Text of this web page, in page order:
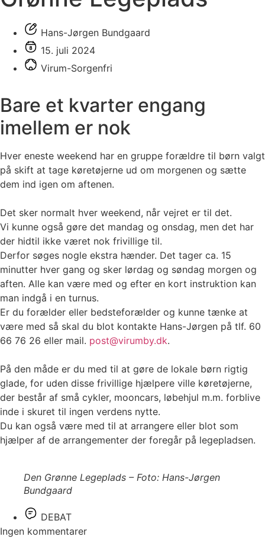
Hans-Jørgen Bundgaard
15. juli 2024
Virum-Sorgenfri
Bare et kvarter engang
imellem er nok
Hver eneste weekend har en gruppe forældre til børn valgt
på skift at tage køretøjerne ud om morgenen og sætte
dem ind igen om aftenen.
Det sker normalt hver weekend, når vejret er til det.
Vi kunne også gøre det mandag og onsdag, men det har
der hidtil ikke været nok frivillige til.
Derfor søges nogle ekstra hænder. Det tager ca. 15
minutter hver gang og sker lørdag og søndag morgen og
aften. Alle kan være med og efter en kort instruktion kan
man indgå i en turnus.
Er du forælder eller bedsteforælder og kunne tænke at
være med så skal du blot kontakte Hans-Jørgen på tlf. 60
66 76 26 eller mail. post@virumby.dk.
På den måde er du med til at gøre de lokale børn rigtig
glade, for uden disse frivillige hjælpere ville køretøjerne,
der består af små cykler, mooncars, løbehjul m.m. forblive
inde i skuret til ingen verdens nytte.
Du kan også være med til at arrangere eller blot som
hjælper af de arrangementer der foregår på legepladsen.
Den Grønne Legeplads – Foto: Hans-Jørgen
Bundgaard
DEBAT
Ingen kommentarer